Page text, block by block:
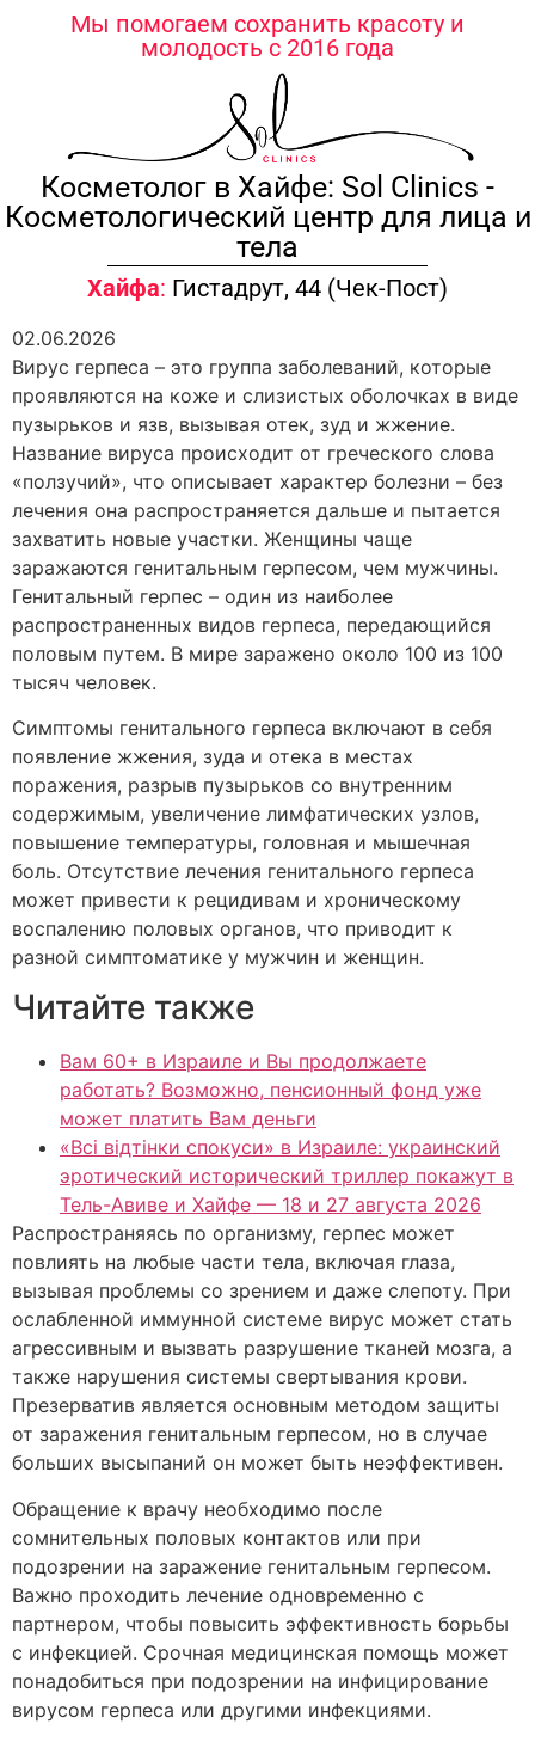
содержимомуМы помогаем сохранить красоту и
молодость с 2016 года
Косметолог в Хайфе: Sol Clinics -
Косметологический центр для лица и
тела
Хайфа: Гистадрут, 44 (Чек-Пост)
02.06.2026
Вирус герпеса – это группа заболеваний, которые
проявляются на коже и слизистых оболочках в виде
пузырьков и язв, вызывая отек, зуд и жжение.
Название вируса происходит от греческого слова
«ползучий», что описывает характер болезни – без
лечения она распространяется дальше и пытается
захватить новые участки. Женщины чаще
заражаются генитальным герпесом, чем мужчины.
Генитальный герпес – один из наиболее
распространенных видов герпеса, передающийся
половым путем. В мире заражено около 100 из 100
тысяч человек.
Симптомы генитального герпеса включают в себя
появление жжения, зуда и отека в местах
поражения, разрыв пузырьков со внутренним
содержимым, увеличение лимфатических узлов,
повышение температуры, головная и мышечная
боль. Отсутствие лечения генитального герпеса
может привести к рецидивам и хроническому
воспалению половых органов, что приводит к
разной симптоматике у мужчин и женщин.
Читайте также
Вам 60+ в Израиле и Вы продолжаете
работать? Возможно, пенсионный фонд уже
может платить Вам деньги
«Всі відтінки спокуси» в Израиле: украинский
эротический исторический триллер покажут в
Тель-Авиве и Хайфе — 18 и 27 августа 2026
Распространяясь по организму, герпес может
повлиять на любые части тела, включая глаза,
вызывая проблемы со зрением и даже слепоту. При
ослабленной иммунной системе вирус может стать
агрессивным и вызвать разрушение тканей мозга, а
также нарушения системы свертывания крови.
Презерватив является основным методом защиты
от заражения генитальным герпесом, но в случае
больших высыпаний он может быть неэффективен.
Обращение к врачу необходимо после
сомнительных половых контактов или при
подозрении на заражение генитальным герпесом.
Важно проходить лечение одновременно с
партнером, чтобы повысить эффективность борьбы
с инфекцией. Срочная медицинская помощь может
понадобиться при подозрении на инфицирование
вирусом герпеса или другими инфекциями.